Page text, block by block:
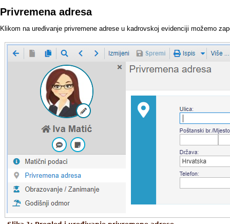
Privremena adresa
Klikom na uređivanje privremene adrese u kadrovskoj evidenciji možemo